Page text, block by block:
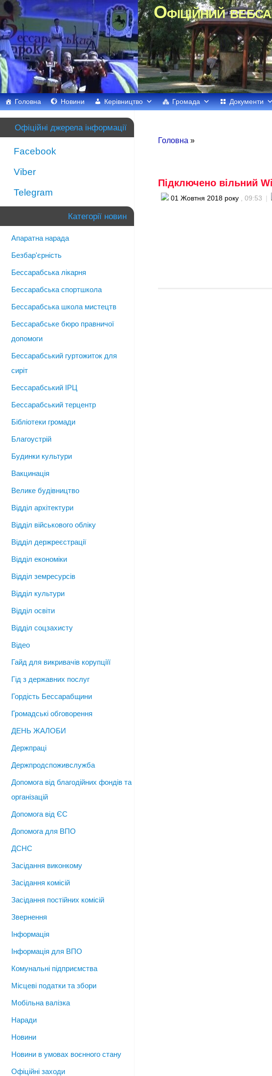
Офіційний
Головна Новини Керівництво Громада Документи
Головна »
Підключено вільний
01 Жовтня 2018 року , 09:53 |
Офіційні джерела інформації
Facebook
Viber
Telegram
Категорії новин
Апаратна нарада
Безбар'єрність
Бессарабська лікарня
Бессарабська спортшкола
Бессарабська школа мистецтв
Бессарабське бюро правничої
допомоги
Бессарабський гуртожиток для
сиріт
Бессарабський ІРЦ
Бессарабський терцентр
Бібліотеки громади
Благоустрій
Будинки культури
Вакцинація
Велике будівництво
Відділ архітектури
Відділ військового обліку
Відділ держреєстрації
Відділ економіки
Відділ земресурсів
Відділ культури
Відділ освіти
Відділ соцзахисту
Відео
Гайд для викривачів корупціїї
Гід з державних послуг
Гордість Бессарабщини
Громадські обговорення
ДЕНЬ ЖАЛОБИ
Держпраці
Держпродспоживслужба
Допомога від благодійних фондів та
організацій
Допомога від ЄС
Допомога для ВПО
ДСНС
Засідання виконкому
Засідання комісій
Засідання постійних комісій
Звернення
Інформація
Інформація для ВПО
Комунальні підприємства
Місцеві податки та збори
Мобільна валізка
Наради
Новини
Новини в умовах воєнного стану
Офіційні заходи